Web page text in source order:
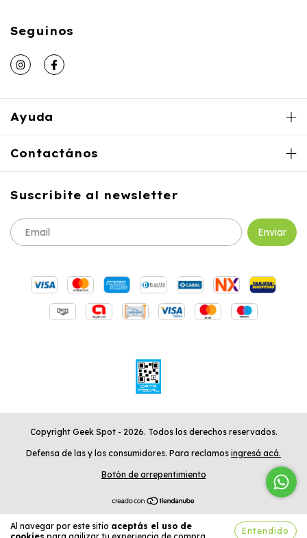
Al navegar por este sitio aceptás el uso de
Entendido
Seguinos
Ayuda
Contactános
Suscribite al newsletter
Copyright Geek Spot - 2026. Todos los derechos reservados.
Defensa de las y los consumidores. Para reclamos ingresá acá.
Botón de arrepentimiento